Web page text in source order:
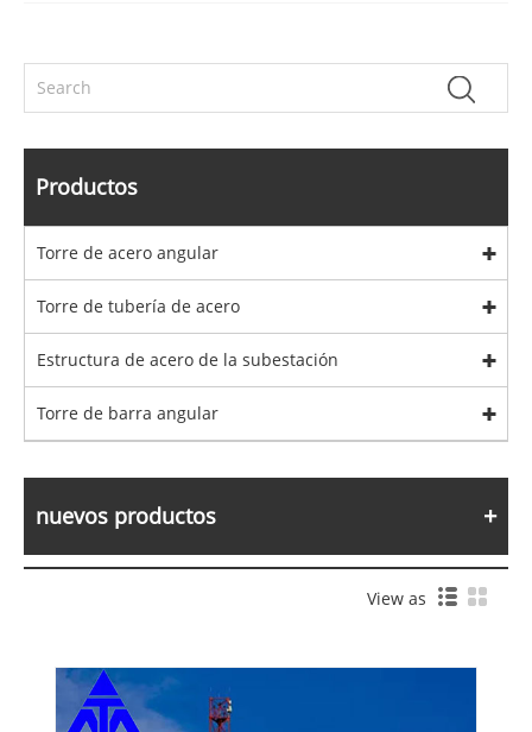
Productos
Torre de acero angular
Torre de tubería de acero
Estructura de acero de la subestación
Torre de barra angular
nuevos productos
View as